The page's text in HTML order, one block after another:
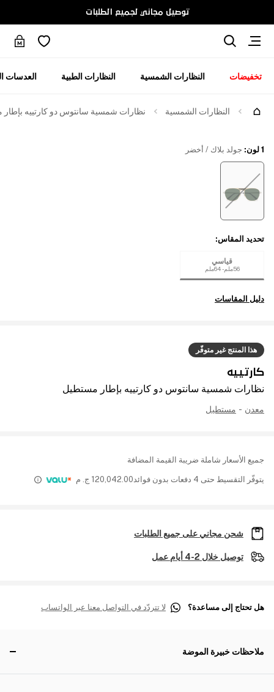
توصيل مجاني لجميع الطلبات
تخفيضات النظارات الشمسية النظارات الطبية العدسات
النظارات الشمسية نظارات شمسية سانتوس دو كارتييه
هذا المنتج غير متوفّر
كارتييه
نظارات شمسية سانتوس دو كارتييه بإطار مستطيل
معدن - مستطيل
جميع الأسعار شاملة ضريبة القيمة المضافة
يتوفّر التقسيط حتى 4 دفعات بدون فوائد 120,042.00 ج. م
1 لون : جولد بلاك / أخضر
تحديد المقاس:
قياسي
56ملم - 64ملم
دليل المقاسات
شحن مجاني على جميع الطلبات
توصيل خلال 2-4 أيام عمل
هل تحتاج إلى مساعدة؟ لا تتردّد في التواصل معنا عبر الواتساب
ملاحظات خبيرة الموضة